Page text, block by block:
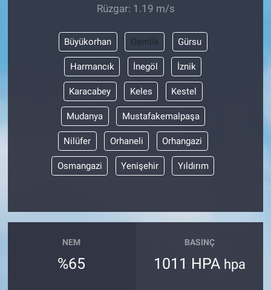
Rüzgar: 1.19 m/s
Büyükorhan Gemlik Gürsu
Harmancık İnegöl İznik
Karacabey Keles Kestel
Mudanya Mustafakemalpaşa
Nilüfer Orhaneli Orhangazi
Osmangazi Yenişehir Yıldırım
NEM
%65
BASINÇ
1011 HPA hpa